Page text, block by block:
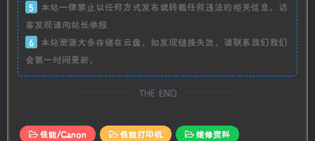
5
本站一律禁止以任何方式发布或转载任何违法的相关信息，访
客发现请向站长举报
6
本站资源大多存储在云盘，如发现链接失效，请联系我们我们
会第一时间更新。
THE END
佳能/Canon 佳能打印机
维修资料